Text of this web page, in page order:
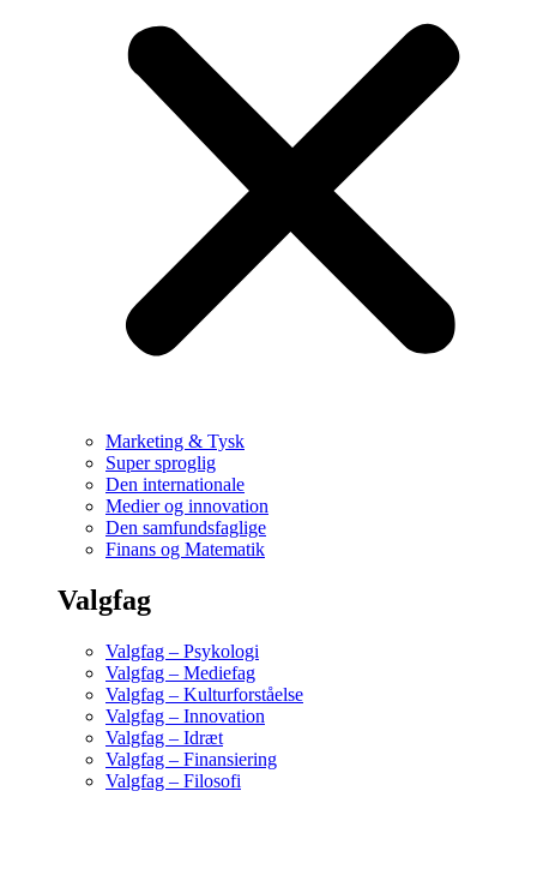
Marketing & Tysk
Super sproglig
Den internationale
Medier og innovation
Den samfundsfaglige
Finans og Matematik
Valgfag
Valgfag – Psykologi
Valgfag – Mediefag
Valgfag – Kulturforståelse
Valgfag – Innovation
Valgfag – Idræt
Valgfag – Finansiering
Valgfag – Filosofi